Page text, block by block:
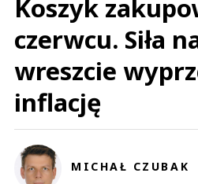
Koszyk
czerwcu. Siła
wreszcie
inflację
MICHAŁ CZUBAK